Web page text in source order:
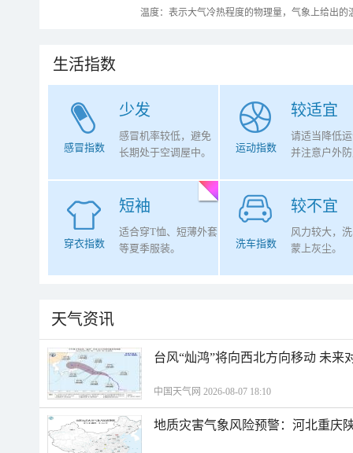
温度：表示大气冷热程度的物理量，气象上给出
生活指数
少发
感冒指数
感冒机率较低，避免
长期处于空调屋中。
较适宜
运动指数
请适当降低
并注意户外
短袖
穿衣指数
适合穿T恤、短薄外套
等夏季服装。
较不宜
洗车指数
风力较大，
蒙上灰尘。
天气资讯
台风“灿鸿”将向西北方向移动 未来
中国天气网 2026-08-07 18:10
地质灾害气象风险预警：河北重庆